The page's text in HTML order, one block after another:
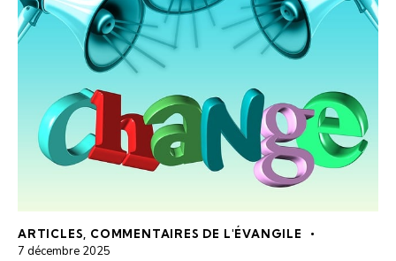
ARTICLES, COMMENTAIRES DE L'ÉVANGILE
7 décembre 2025